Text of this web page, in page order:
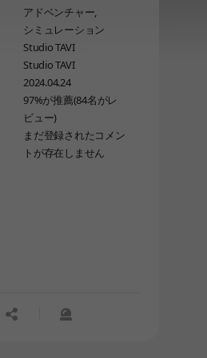
アドベンチャー,
シミュレーション
Studio TAVI
Studio TAVI
2024.04.24
97%が推薦(84名がレ
ビュー)
まだ登録されたコメン
トが存在しません
공유하기신고하기